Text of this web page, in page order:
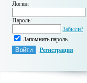
Логин:
Пароль:
Забыли?
Запомнить пароль
Регистрация